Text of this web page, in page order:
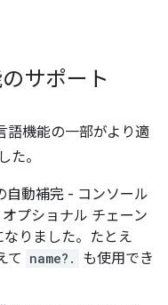
サポート
語機能の一部がより適
た。
自動補完 - コンソール
プショナル チェーン
りました。たとえ
て name?.
も使用でき